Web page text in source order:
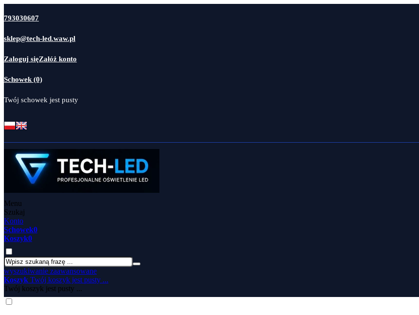
793030607
sklep@tech-led.waw.pl
Zaloguj sięZałóż konto
Schowek (0)
Twój schowek jest pusty
Menu
Szukaj
Konto
Schowek0
Koszyk0
wyszukiwanie zaawansowane
Koszyk Twój koszyk jest pusty ...
Twój koszyk jest pusty ...